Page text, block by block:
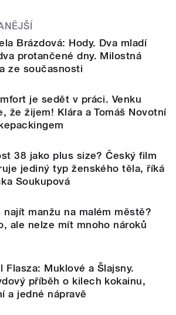
Brázdová: Hody. Dva mladí
protančené dny. Milostná
ze současnosti
je sedět v práci. Venku
že žijem! Klára a Tomáš Novotní
38 jako plus size? Český film
jediný typ ženského těla, říká
Soukupová
najít manžu na malém městě?
ale nelze mít mnoho nároků
Flasza: Muklové a Šlajsny.
příběh o kilech kokainu,
a jedné nápravě